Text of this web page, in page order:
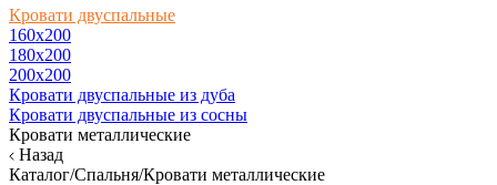
Кровати двуспальные
160х200
180x200
200x200
Кровати двуспальные из дуба
Кровати двуспальные из сосны
Кровати металлические
Назад
Каталог/Спальня/Кровати металлические